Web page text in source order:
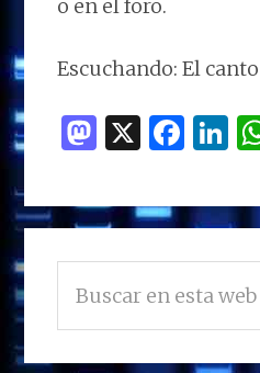
o en el foro.
Escuchando: El
M
to
d
o
n
X F
ce
b
o
o
k
k
e
n
LATERAL
PRINCIPAL
en
esta
web